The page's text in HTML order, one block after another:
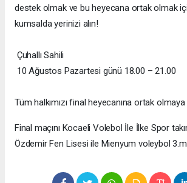
destek olmak ve bu heyecana ortak olmak
kumsalda yerinizi alın!
Çuhallı Sahili
10 Ağustos Pazartesi günü 18.00 – 21.00
Tüm halkımızı final heyecanına ortak
Final maçını Kocaeli Volebol İle İlke Spor
Özdemir Fen Lisesi ile Mienyum voleybol